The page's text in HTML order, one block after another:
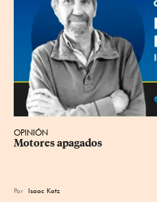
OPINIÓN
Motores apagados
Por Isaac Katz